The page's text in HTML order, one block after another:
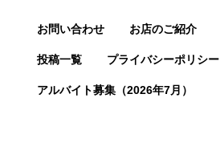
お問い合わせ お店のご紹介
投稿一覧 プライバシーポリシー
アルバイト募集（2026年7月）